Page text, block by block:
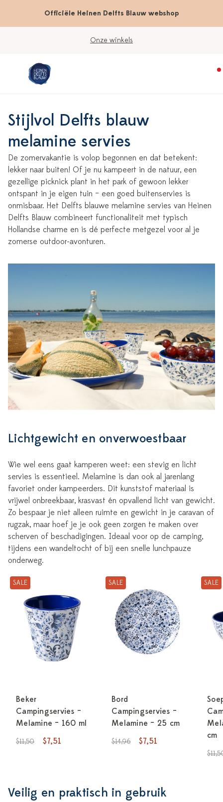
Officiële Heinen Delfts Blauw webshop
Onze winkels
Stijlvol Delfts blauw
melamine servies
De zomervakantie is volop begonnen en dat betekent:
lekker naar buiten! Of je nu kampeert in de natuur, een
gezellige picknick plant in het park of gewoon lekker
ontspant in je eigen tuin – een goed buitenservies is
onmisbaar. Het Delfts blauwe melamine servies van Heinen
Delfts Blauw combineert functionaliteit met typisch
Hollandse charme en is dé perfecte metgezel voor al je
zomerse outdoor-avonturen.
Lichtgewicht en onverwoestbaar
Wie wel eens gaat kamperen weet: een stevig en licht
servies is essentieel. Melamine is dan ook al jarenlang
favoriet onder kampeerders. Dit kunststof materiaal is
vrijwel onbreekbaar, krasvast én opvallend licht van gewicht.
Zo bespaar je niet alleen ruimte en gewicht in je caravan of
rugzak, maar hoef je je ook geen zorgen te maken over
scherven of beschadigingen. Ideaal voor op de camping,
tijdens een wandeltocht of bij een snelle lunchpauze
onderweg.
SALE
Beker
Campingservies –
Melamine – 160 ml
$11,50 $7,51
SALE
Bord
Campingservies –
Melamine – 25 cm
$14,96 $7,51
SALE
cm
Veilig en praktisch in gebruik